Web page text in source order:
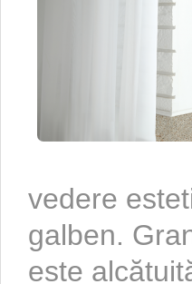
vedere
galben.
este